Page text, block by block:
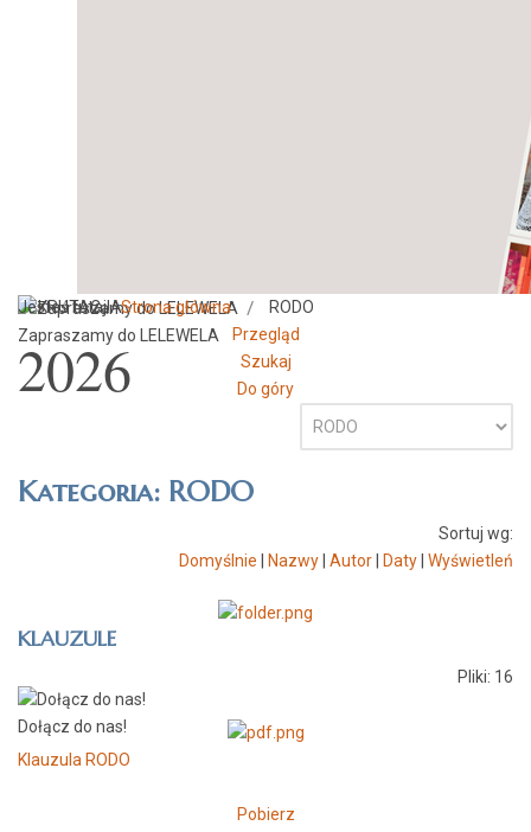
REKRUTACJA
2026
Zapraszamy do LELEWELA
Dołącz do nas!
Jesteś tutaj:Strona główna
RODO
Przegląd
Szukaj
Do góry
Kategoria: RODO
Sortuj wg:
Domyślnie
Nazwy Autor Daty Wyświetleń
KLAUZULE
Pliki: 16
Klauzula RODO
Pobierz